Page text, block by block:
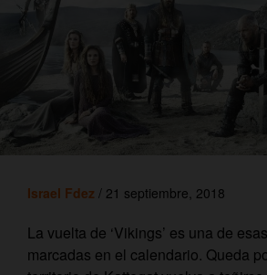
Israel Fdez / 21 septiembre, 2018
La vuelta de ‘Vikings’ es una de
marcadas en el calendario. Queda